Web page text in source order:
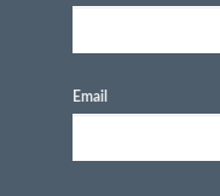
Email